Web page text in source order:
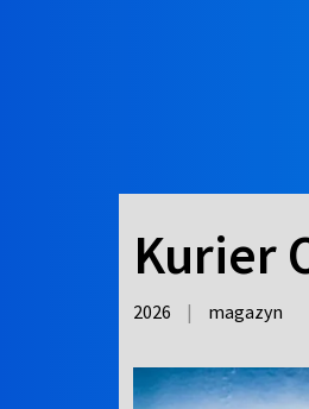
Kurier
2026 | magazyn